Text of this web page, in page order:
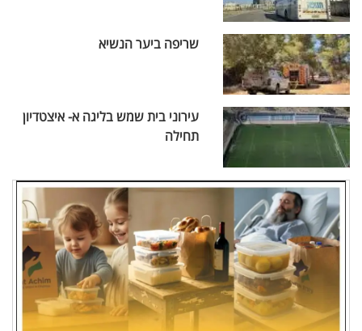
שריפה ביער הנשיא
עירוני בית שמש בליגה א- איצטדיון
תחילה